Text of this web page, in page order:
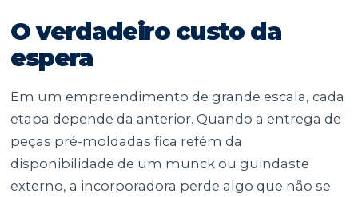
O verdadeiro custo da
espera
Em um empreendimento de grande escala, cada
etapa depende da anterior. Quando a entrega de
peças pré-moldadas fica refém da
disponibilidade de um munck ou guindaste
externo, a incorporadora perde algo que não se